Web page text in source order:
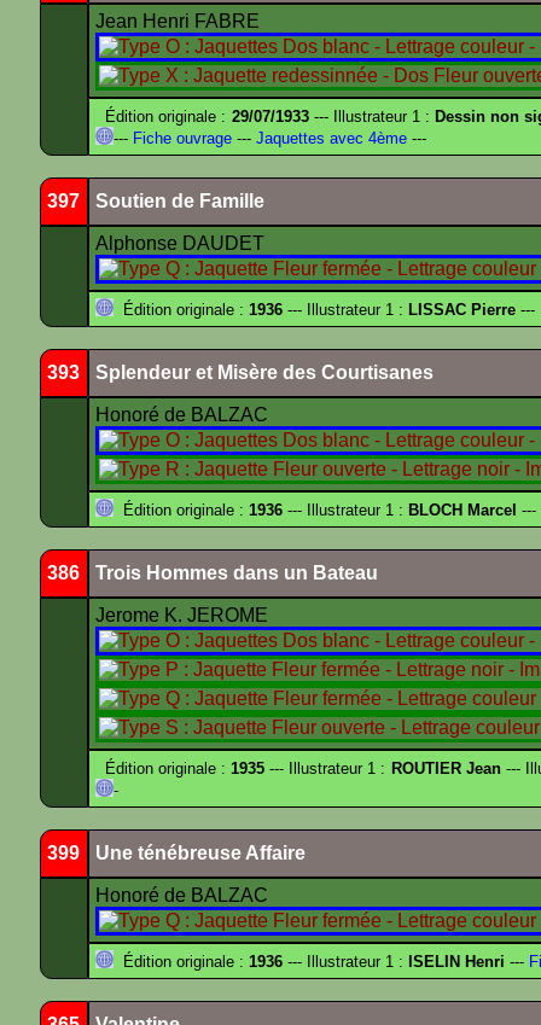
Jean Henri FABRE
Édition originale : 29/07/1933--- Illustrateur 1 : Dessin non
--- Fiche ouvrage --- Jaquettes avec 4ème ---
397 Soutien de Famille
Alphonse DAUDET
Édition originale : 1936 --- Illustrateur 1 : LISSAC Pierre ---
393 Splendeur et Misère des Courtisanes
Honoré de BALZAC
Édition originale : 1936 --- Illustrateur 1 : BLOCH Marcel ---
386 Trois Hommes dans un Bateau
Jerome K. JEROME
Édition originale :1935 --- Illustrateur 1 : ROUTIER Jean---
-
399 Une ténébreuse Affaire
Honoré de BALZAC
Édition originale : 1936 --- Illustrateur 1 : ISELIN Henri ---